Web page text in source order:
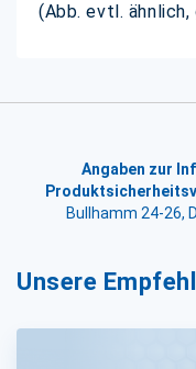
(Abb. evtl.
Angaben zur
Bullhamm 24-26,
Unsere